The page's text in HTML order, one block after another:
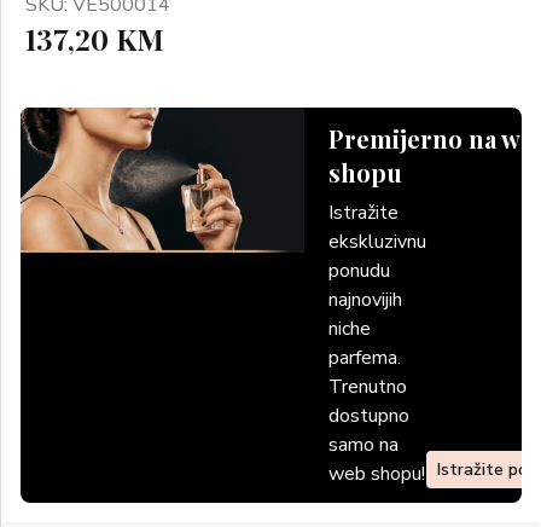
137,20 KM
Premijerno na
shopu
Istražite
ekskluzivnu
ponudu
najnovijih
niche
parfema.
Trenutno
dostupno
samo na
web shopu! Istražite